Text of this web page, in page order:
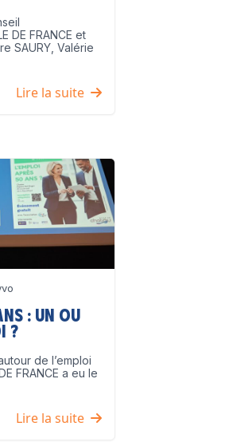
DE FRANCE et
SAURY, Valérie
Lire la suite
: un ou
?
de l’emploi
FRANCE a eu le
Lire la suite